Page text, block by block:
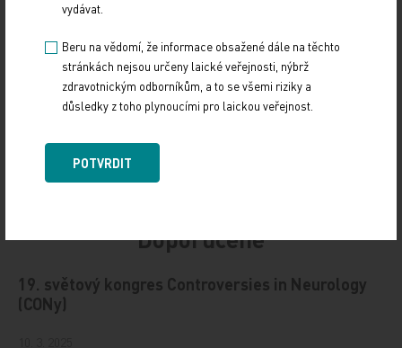
Sdílejte článek
Doporučené
19. světový kongres Controversies in Neurology
(CONy)
vydávat.
Beru na vědomí, že informace obsažené dále na těchto
stránkách nejsou určeny laické veřejnosti, nýbrž
zdravotnickým odborníkům, a to se všemi riziky a
důsledky z toho plynoucími pro laickou veřejnost.
POTVRDIT